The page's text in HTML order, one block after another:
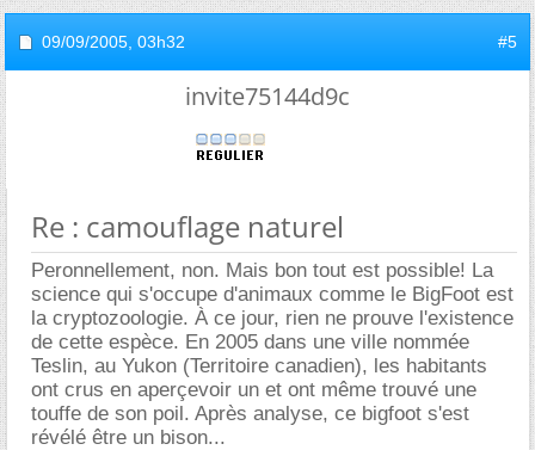
09/09/2005, 03h32 #5
invite75144d9c
Re : camouflage naturel
Peronnellement, non. Mais bon tout est possible! La
science qui s'occupe d'animaux comme le BigFoot est
la cryptozoologie. À ce jour, rien ne prouve l'existence
de cette espèce. En 2005 dans une ville nommée
Teslin, au Yukon (Territoire canadien), les habitants
ont crus en aperçevoir un et ont même trouvé une
touffe de son poil. Après analyse, ce bigfoot s'est
révélé être un bison...